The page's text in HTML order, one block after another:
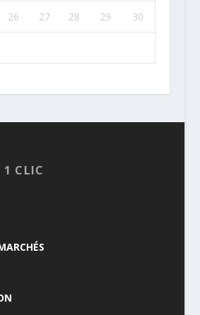
26 27 28 29 30
CLIC